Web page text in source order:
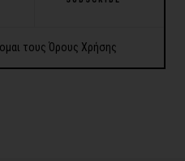
τους Όρους Χρήσης